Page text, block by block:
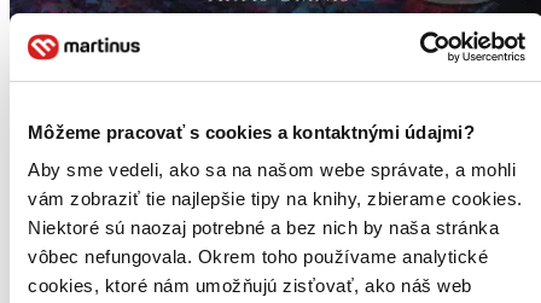
Môžeme pracovať s cookies a kontaktnými údajmi?
Aby sme vedeli, ako sa na našom webe správate, a mohli
vám zobraziť tie najlepšie tipy na knihy, zbierame cookies.
Niektoré sú naozaj potrebné a bez nich by naša stránka
vôbec nefungovala. Okrem toho používame analytické
cookies, ktoré nám umožňujú zisťovať, ako náš web
Biela vežaBohatier - kniha štvrtá
4. diel sérieBohatier
Záver epickej historickej fantasy série o výprave kyjevského
kniežaťa Svjatoslava proti Chazarskej ríši a kaukazským kmeňom.
Ríša Chazarov padla, veľký kagan je mŕtvy. Vlk v duši kniežaťa
Svjatoslava je však nenásytný...
Kniha pevná väzba s prebalom